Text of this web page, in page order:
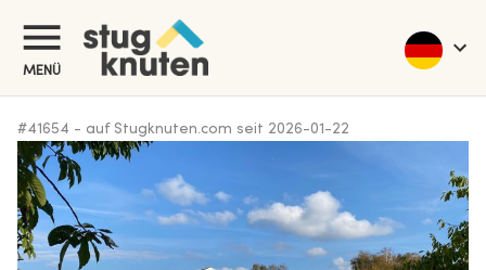
MENÜ
#41654 - auf Stugknuten.com seit 2026-01-22